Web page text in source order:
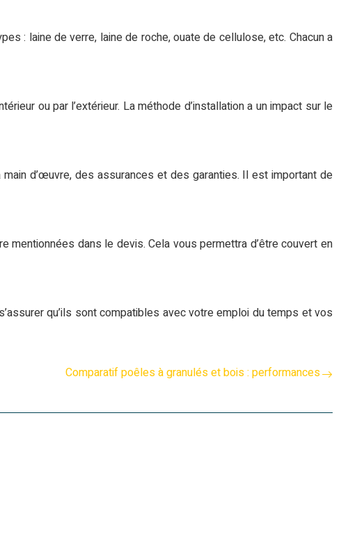
: laine de verre, laine de roche, ouate de cellulose, etc. Chacun a
ou par l’extérieur. La méthode d’installation a un impact sur le
d’œuvre, des assurances et des garanties. Il est important de
mentionnées dans le devis. Cela vous permettra d’être couvert en
qu’ils sont compatibles avec votre emploi du temps et vos
Comparatif poêles à granulés et bois : performances